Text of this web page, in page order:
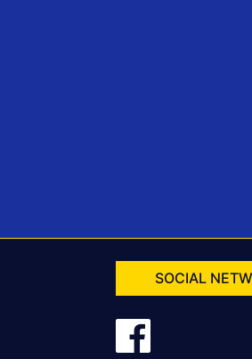
SOCIAL